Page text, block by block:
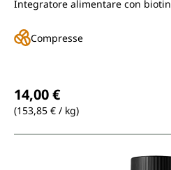
Integratore alimentare con
Compresse
14,00 €
(153,85 € / kg)